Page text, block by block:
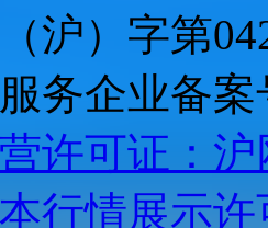
沪）字第
务企业备案
许可证：
行情展示许